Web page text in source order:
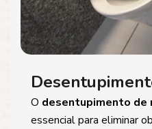
O desentupimento de
essencial para eliminar